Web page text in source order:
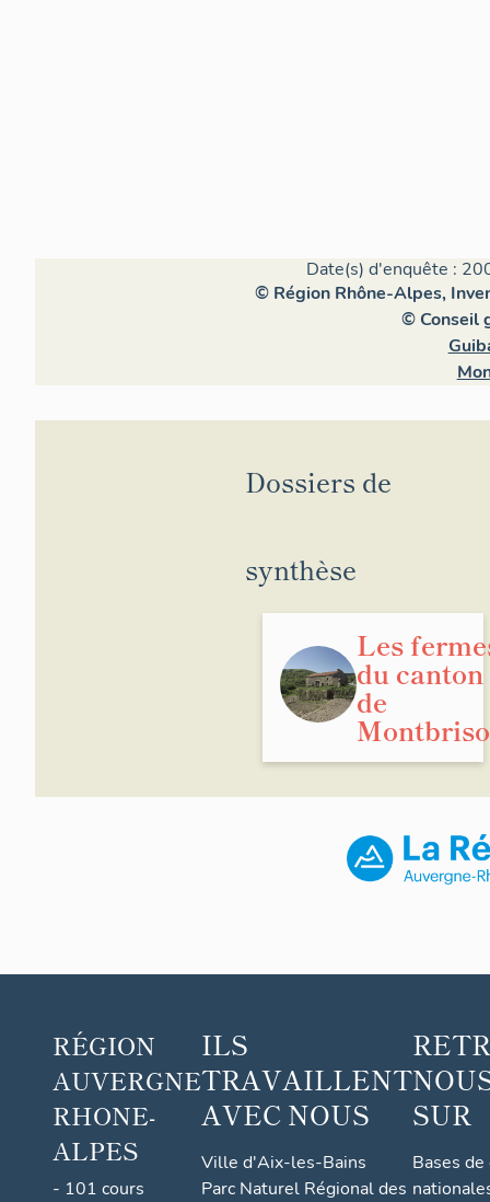
Date(s) d'enquête :
© Région Rhône-Alpes,
© Conseil
Dossiers de
synthèse
Les
du canton
de
RÉGION
AUVERGNE
RHONE-
ALPES
- 101 cours
ILS
TRAVAILLENT
AVEC NOUS
Ville d'Aix-les-Bains
Parc Naturel Régional des
SUR
Bases